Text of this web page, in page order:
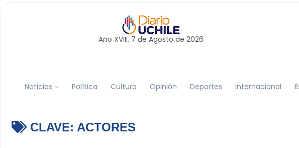
Año XVIII, 7 de Agosto de 2026
Noticias Política Cultura Opinión Deportes Internacional
CLAVE: ACTORES